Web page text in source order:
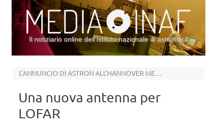
Il notiziario online dell’Istituto nazionale di astrofisica
L’ANNUNCIO DI ASTRON ALL’HANNOVER MESSE
Una nuova antenna per
LOFAR